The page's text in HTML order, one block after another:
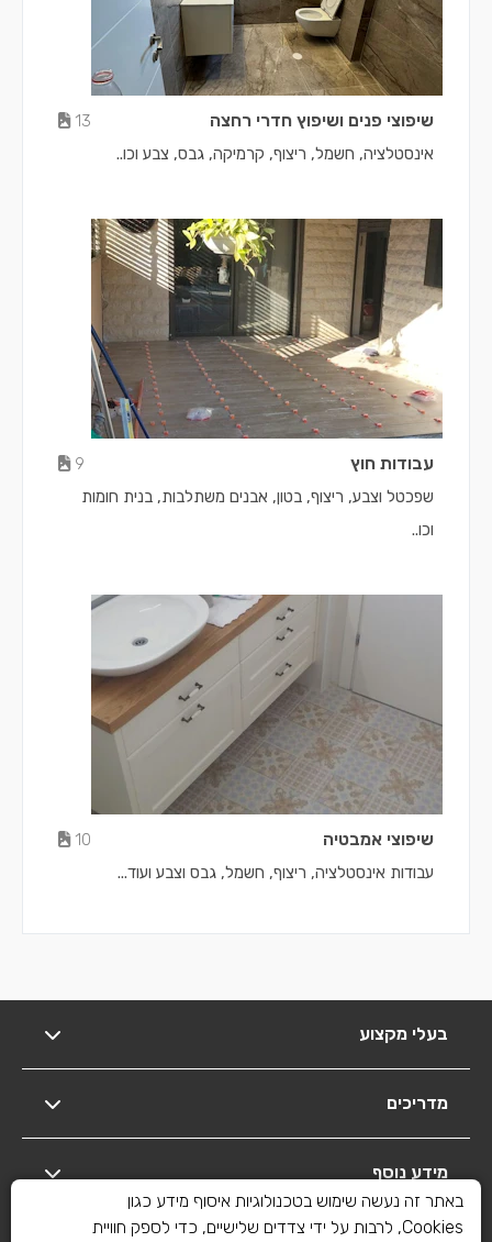
שיפוצי פנים ושיפוץ חדרי רחצה
13
אינסטלציה, חשמל, ריצוף, קרמיקה, גבס, צבע וכו..
עבודות חוץ
9
שפכטל וצבע, ריצוף, בטון, אבנים משתלבות, בנית חומות
וכו..
שיפוצי אמבטיה
10
עבודות אינסטלציה, ריצוף, חשמל, גבס וצבע ועוד...
בעלי מקצוע
מדריכים
מידע נוסף
באתר זה נעשה שימוש בטכנולוגיות איסוף מידע כגון
Cookies, לרבות על ידי צדדים שלישיים, כדי לספק חוויית